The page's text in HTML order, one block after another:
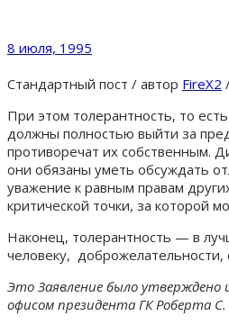
8 июля, 1995
Стандартный пост / автор FireX2
При этом толерантность, то
должны полностью выйти за
противоречат их собственным.
они обязаны уметь обсуждать
уважение к равным правам
критической точки, за которой
Наконец, толерантность — в
человеку, доброжелательности,
Это Заявление было утверждено
офисом президента ГК Роберта